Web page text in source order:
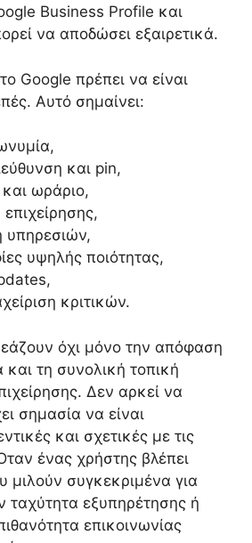
Business Profile και
να αποδώσει εξαιρετικά.
Google πρέπει να είναι
Αυτό σημαίνει:
και pin,
ωράριο,
υπηρεσιών,
υψηλής ποιότητας,
κριτικών.
όχι μόνο την απόφαση
τη συνολική τοπική
Δεν αρκεί να
σημασία να είναι
και σχετικές με τις
ένας χρήστης βλέπει
μιλούν συγκεκριμένα για
ταχύτητα εξυπηρέτησης ή
επικοινωνίας